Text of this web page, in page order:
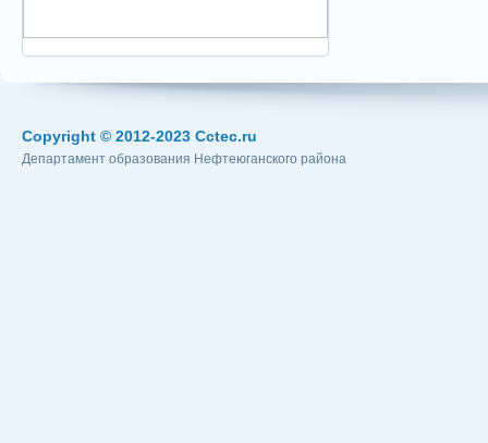
Copyright © 2012-2023 Cctec.ru
Департамент образования Нефтеюганского района